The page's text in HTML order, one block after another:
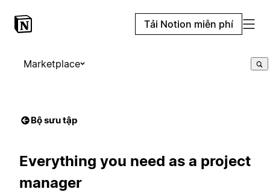
Tải Notion miễn phí
Marketplace
Bộ sưu tập
Everything you need as a project
manager